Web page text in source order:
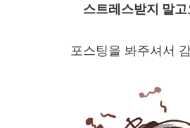
스트레스받지 말
포스팅을 봐주셔서